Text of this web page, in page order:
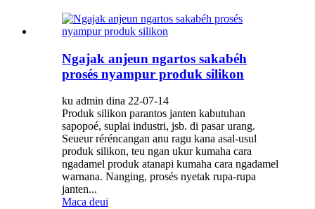
Ngajak anjeun ngartos sakabéh
prosés nyampur produk silikon
ku admin dina 22-07-14
Produk silikon parantos janten kabutuhan
sapopoé, suplai industri, jsb. di pasar urang.
Seueur réréncangan anu ragu kana asal-usul
produk silikon, teu ngan ukur kumaha cara
ngadamel produk atanapi kumaha cara ngadamel
warnana. Nanging, prosés nyetak rupa-rupa
janten...
Maca deui